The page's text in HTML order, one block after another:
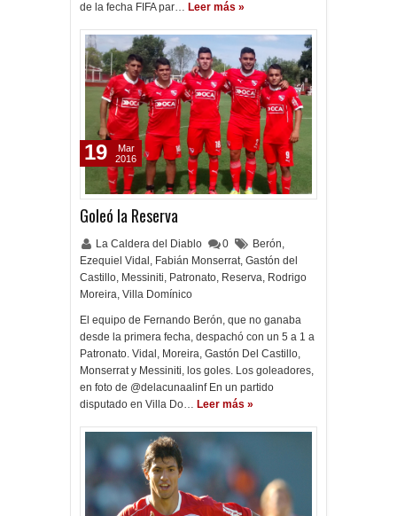
de la fecha FIFA par… Leer más »
Goleó la Reserva
La Caldera del Diablo 0 Berón,
Ezequiel Vidal , Fabián Monserrat, Gastón del
Castillo, Messiniti, Patronato, Reserva, Rodrigo
Moreira, Villa Domínico
El equipo de Fernando Berón, que no ganaba
desde la primera fecha, despachó con un 5 a 1 a
Patronato. Vidal, Moreira, Gastón Del Castillo,
Monserrat y Messiniti, los goles. Los goleadores,
en foto de @delacunaalinf En un partido
disputado en Villa Do… Leer más »
19
Mar
2016